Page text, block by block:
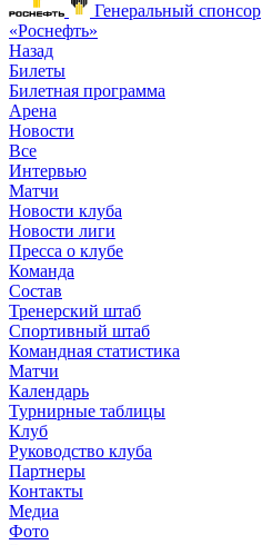
Генеральный спонсор
«Роснефть»
Назад
Билеты
Билетная программа
Арена
Новости
Все
Интервью
Матчи
Новости клуба
Новости лиги
Пресса о клубе
Команда
Состав
Тренерский штаб
Спортивный штаб
Командная статистика
Матчи
Календарь
Турнирные таблицы
Клуб
Руководство клуба
Партнеры
Контакты
Медиа
Фото